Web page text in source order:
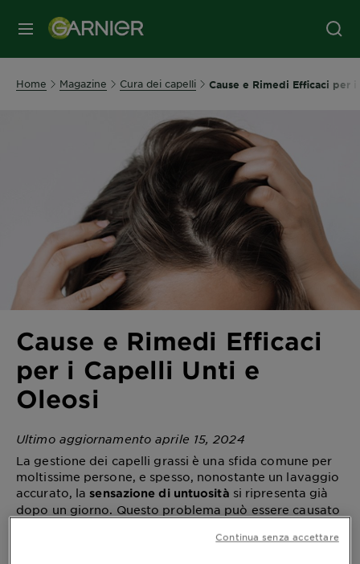
MENU
Home Magazine Cura dei capelli Cause e Rimedi Efficaci per
Cause e Rimedi Efficaci
per i Capelli Unti e
Oleosi
Ultimo aggiornamento aprile 15, 2024
La gestione dei capelli grassi è una sfida comune per
moltissime persone, e spesso, nonostante un lavaggio
accurato, lasensazione di untuosità si ripresenta già
dopo un giorno. Questo problema può essere causato
al tipo di prodotti utilizzati non adatti alla propria
Continua senza accettare